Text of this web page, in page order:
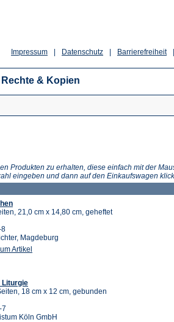
Barrierefreiheit
Datenschutz
Impressum
Rechte & Kopien
Produkten zu erhalten, diese einfach mit der
eingeben und dann auf den Einkaufswagen
21,0 cm x 14,80 cm, geheftet
8
Magdeburg
Artikel
Liturgie
18 cm x 12 cm, gebunden
7
Köln GmbH